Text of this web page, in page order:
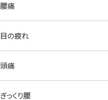
腰痛
目の疲れ
頭痛
ぎっくり腰